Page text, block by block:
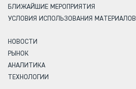
БЛИЖАЙШИЕ МЕРОПРИЯТИЯ
УСЛОВИЯ ИСПОЛЬЗОВАНИЯ МАТЕРИАЛОВ
НОВОСТИ
РЫНОК
АНАЛИТИКА
ТЕХНОЛОГИИ